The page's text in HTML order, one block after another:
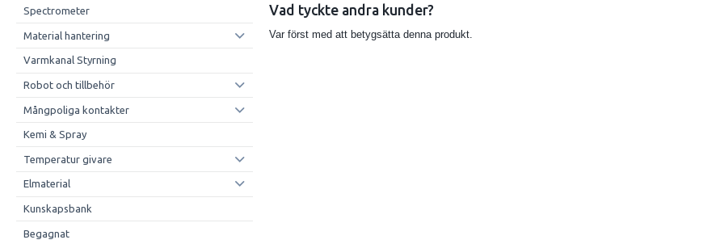
Spectrometer
Material hantering
Varmkanal Styrning
Robot och tillbehör
Mångpoliga kontakter
Kemi & Spray
Temperatur givare
Elmaterial
Kunskapsbank
Begagnat
Vad tyckte andra kunder?
Var först med att betygsätta denna produkt.